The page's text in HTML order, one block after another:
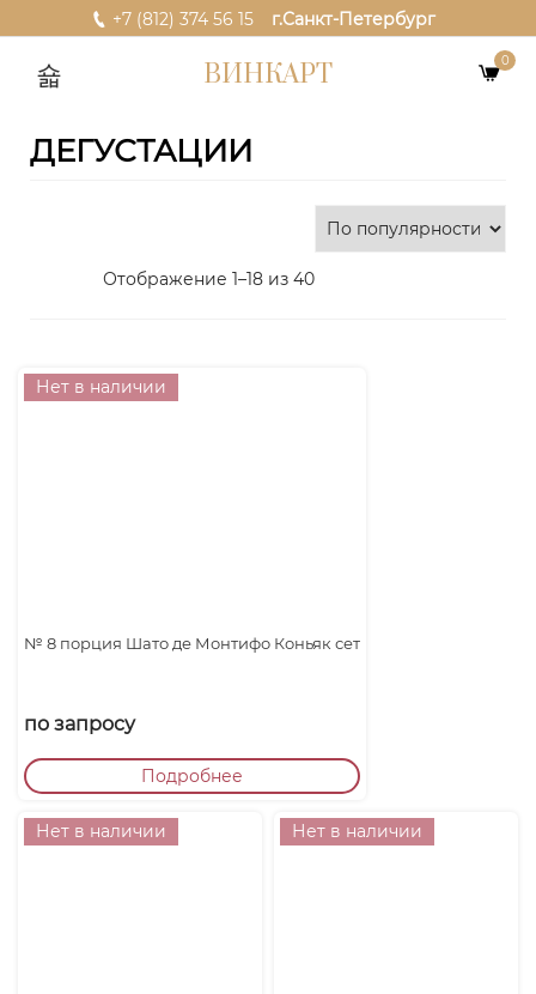
+7 (812) 374 56 15 г.Санкт-Петербург
ВИНКАРТ 0
ДЕГУСТАЦИИ
Отображение 1–18 из 40
Нет в наличии
№ 8 порция Шато де Монтифо Коньяк сет
по запросу
Подробнее
Нет в наличии Нет в наличии